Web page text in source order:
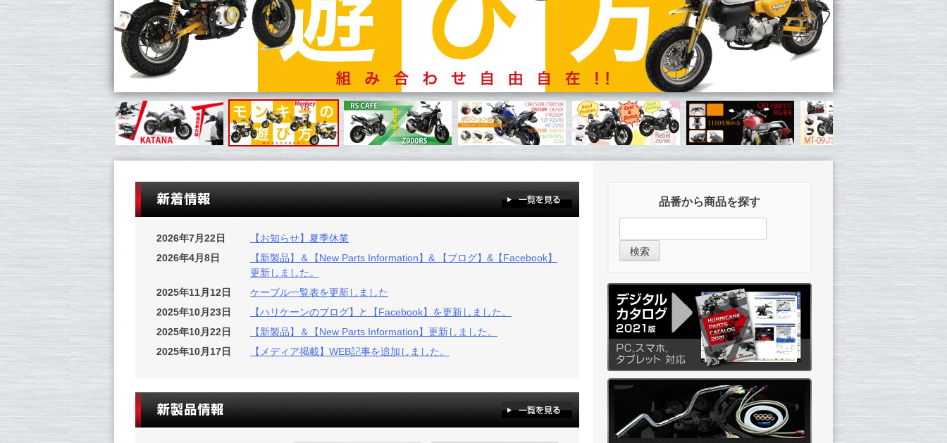
2026年7月22日
【お知らせ】夏季休業
2026年4月8日
【新製品】＆【New Parts Information】& 【ブログ】&【Facebook】
更新しました。
2025年11月12日
ケーブル一覧表を更新しました
2025年10月23日
【ハリケーンのブログ】と【Facebook】を更新しました。
2025年10月22日
【新製品】＆【New Parts Information】更新しました。
2025年10月17日
【メディア掲載】WEB記事を追加しました。
品番から商品を探す
検索